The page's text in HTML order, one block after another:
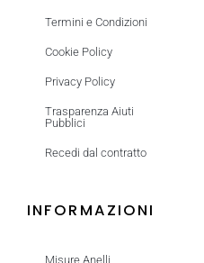
Termini e Condizioni
Cookie Policy
Privacy Policy
Trasparenza Aiuti
Pubblici
Recedi dal contratto
INFORMAZIONI
Misure Anelli